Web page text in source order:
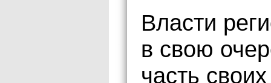
Власти
в свою
часть